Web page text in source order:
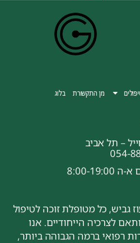
מן התקשורת בלוג
19:00
גביש, כל מטופלת זוכה לטיפול
לצרכיה הייחודיים. אנו
רפואי ברמה הגבוהה ביותר,